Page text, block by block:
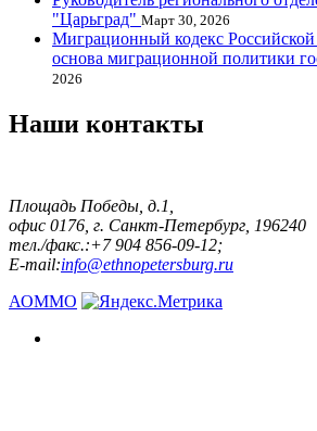
"Царьград" Март 30, 2026
Миграционный кодекс
основа миграционной политики
2026
Наши контакты
Площадь Победы, д.1,
офис 0176, г. Санкт-Петербург, 196240
тел./факс.:+7 904 856-09-12;
E-mail:info@ethnopetersburg.ru
АОММО